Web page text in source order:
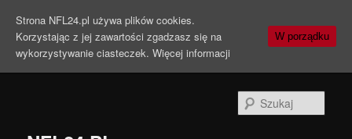
Strona NFL24.pl używa plików cookies.
Korzystając z jej zawartości zgadzasz się na
wykorzystywanie ciasteczek. Więcej informacji
W porządku